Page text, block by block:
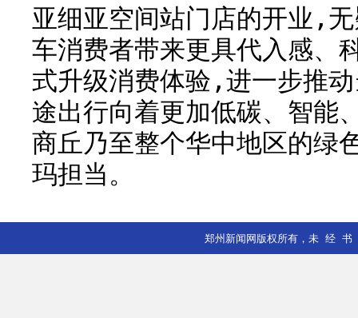
亚细亚空间站门店的开业,
车消费者带来更具代入感、
式升级消费体验,进一步推
途出行向着更加低碳、智能
商丘乃至整个华中地区的绿
玛担当。
郑州新闻网版权所有，未 经